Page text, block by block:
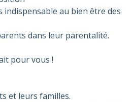
indispensable au bien être des
dans leur parentalité.
pour vous !
et leurs familles.